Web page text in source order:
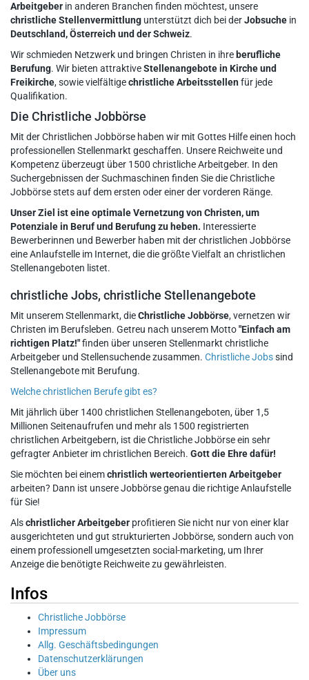
Arbeitgeber in anderen Branchen finden möchtest, unsere
christliche Stellenvermittlung unterstützt dich bei derJobsuche in
Deutschland, Österreich und der Schweiz.
Wir schmieden Netzwerk und bringen Christen in ihre berufliche
Berufung. Wir bieten attraktiveStellenangebote in Kirche und
Freikirche, sowie vielfältigechristliche Arbeitsstellenfür jede
Qualifikation.
Die Christliche Jobbörse
Mit der Christlichen Jobbörse haben wir mit Gottes Hilfe einen hoch
professionellen Stellenmarkt geschaffen. Unsere Reichweite und
Kompetenz überzeugt über 1500 christliche Arbeitgeber. In den
Suchergebnissen der Suchmaschinen finden Sie die Christliche
Jobbörse stets auf dem ersten oder einer der vorderen Ränge.
Unser Ziel ist eine optimale Vernetzung von Christen, um
Potenziale in Beruf und Berufung zu heben. Interessierte
Bewerberinnen und Bewerber haben mit der christlichen Jobbörse
eine Anlaufstelle im Internet, die die größte Vielfalt an christlichen
Stellenangeboten listet.
christliche Jobs, christliche Stellenangebote
Mit unserem Stellenmarkt, dieChristliche Jobbörse, vernetzen wir
Christen im Berufsleben. Getreu nach unserem Motto"Einfach am
richtigen Platz!"finden über unseren Stellenmarkt christliche
Arbeitgeber und Stellensuchende zusammen. Christliche Jobssind
Stellenangebote mit Berufung.
Welche christlichen Berufe gibt es?
Mit jährlich über 1400 christlichen Stellenangeboten, über 1,5
Millionen Seitenaufrufen und mehr als 1500 registrierten
christlichen Arbeitgebern, ist die Christliche Jobbörse ein sehr
gefragter Anbieter im christlichen Bereich. Gott die Ehre dafür!
Sie möchten bei einemchristlich werteorientierten Arbeitgeber
arbeiten? Dann ist unsere Jobbörse genau die richtige Anlaufstelle
für Sie!
Alschristlicher Arbeitgeber profitieren Sie nicht nur von einer klar
ausgerichteten und gut strukturierten Jobbörse, sondern auch von
einem professionell umgesetzten social-marketing, um Ihrer
Anzeige die benötigte Reichweite zu gewährleisten.
Infos
Christliche Jobbörse
Impressum
Allg. Geschäftsbedingungen
Datenschutzerklärungen
Über uns